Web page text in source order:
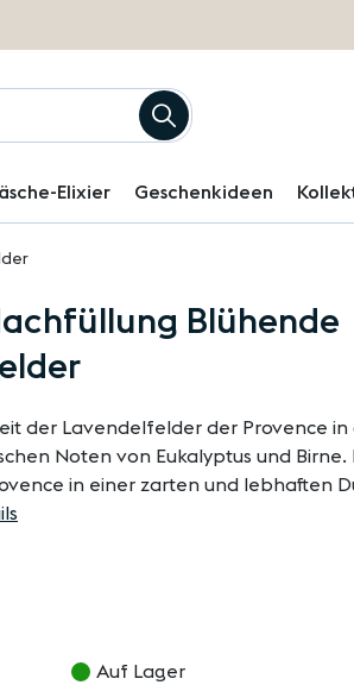
Suchen
Elixier Geschenkideen
Blühende
der Lavendelfelder der Provence
Noten von Eukalyptus und Birne.
in einer zarten und lebhaften
Auf Lager